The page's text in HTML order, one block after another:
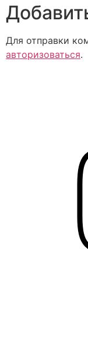
Для отправки
авторизоваться.